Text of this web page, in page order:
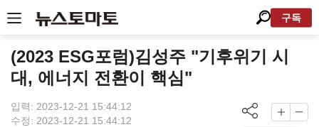
구독
(2023 ESG포럼)김성주 "기후위기 시
대, 에너지 전환이 핵심"
입력: 2023-12-21 15:44:12
수정: 2023-12-21 15:44:12